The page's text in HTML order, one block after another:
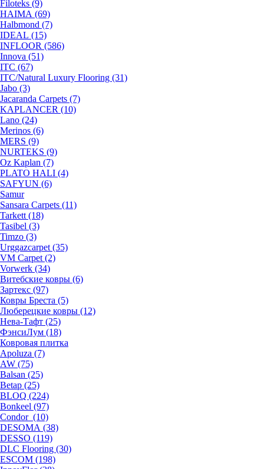
Filoteks (9)
HAIMA (69)
Halbmond (7)
IDEAL (15)
INFLOOR (586)
Innova (51)
ITC (67)
ITC/Natural Luxury Flooring (31)
Jabo (3)
Jacaranda Carpets (7)
KAPLANCER (10)
Lano (24)
Merinos (6)
MERS (9)
NURTEKS (9)
Oz Kaplan (7)
PLATO HALI (4)
SAFYUN (6)
Samur
Sansara Carpets (11)
Tarkett (18)
Tasibel (3)
Timzo (3)
Urggazcarpet (35)
VM Carpet (2)
Vorwerk (34)
Витебские ковры (6)
Зартекс (97)
Ковры Бреста (5)
Люберецкие ковры (12)
Нева-Тафт (25)
ФэнсиЛум (18)
Ковровая плитка
Apoluza (7)
AW (75)
Balsan (25)
Betap (25)
BLOQ (224)
Bonkeel (97)
Condor (10)
DESOMA (38)
DESSO (119)
DLC Flooring (30)
ESCOM (198)